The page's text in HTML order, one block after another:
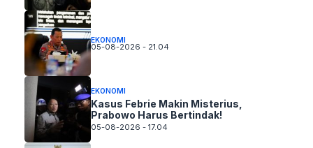
EKONOMI
05-08-2026 - 21.04
EKONOMI
Kasus Febrie Makin Misterius,
Prabowo Harus Bertindak!
05-08-2026 - 17.04